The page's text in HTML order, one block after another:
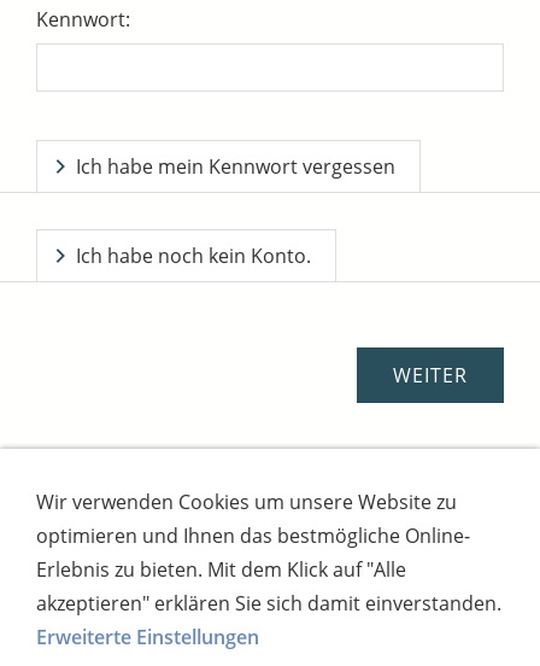
Kennwort:
Ich habe mein Kennwort vergessen
Ich habe noch kein Konto.
Impressum AGB
Widerrufsbutton
Widerrufsrecht
Online-Streitschlichtung
Datenschutz
Versand
Bezahlsysteme
Kontakt
Disclaimer Versandtage Cookies
Bankverbindung: Consorsbank, Kt-Inhaber:
Wir verwenden Cookies um unsere Website zu
optimieren und Ihnen das bestmögliche Online-
Erlebnis zu bieten. Mit dem Klick auf "Alle
akzeptieren" erklären Sie sich damit einverstanden.
Erweiterte Einstellungen